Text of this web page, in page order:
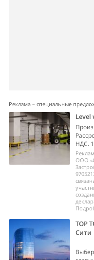
Реклама – специальные
НДС.
ООО
TOP
Сити